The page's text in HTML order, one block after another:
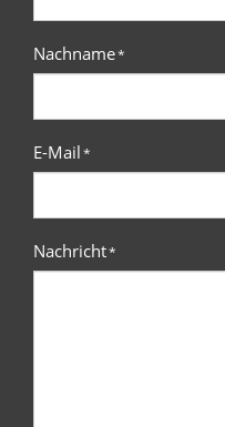
Nachname*
E-Mail*
Nachricht*